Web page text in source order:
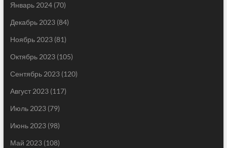
Январь 2024(70)
Декабрь 2023(84)
Ноябрь 2023(81)
Октябрь 2023(105)
Сентябрь 2023(120)
Август 2023(117)
Июль 2023(79)
Июнь 2023(98)
Май 2023(108)